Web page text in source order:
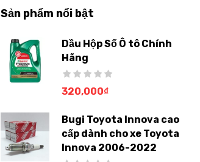
Sản phẩm nổi bật
Dầu Hộp Số Ô tô Chính
Hãng
320,000₫
Bugi Toyota Innova cao
cấp dành cho xe Toyota
Innova 2006-2022